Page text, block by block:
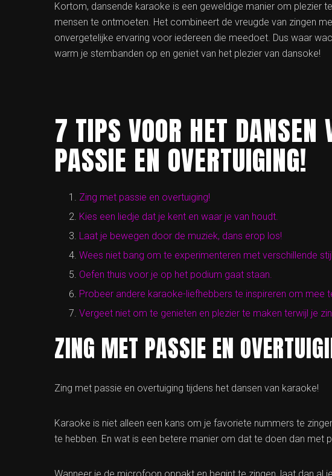
Kortom, dansende karaoke is een geweldige manier om plezier
mensen te ontmoeten. Het combineert de vreugde van zingen
onvergetelijke ervaring voor iedereen die meedoet. Dus waar
warm je stembanden op en geniet van het plezier van dansoke!
7 TIPS VOOR HET
PASSIE EN OVERTUIGING!
Zing met passie en overtuiging!
Kies een liedje dat je kent en waar je van houdt.
Laat je bewegen door de muziek, dans erop los!
Wees niet bang om te experimenteren met verschillende
Oefen thuis voor je op het podium gaat staan.
Probeer andere karaoke-liefhebbers te inspireren om mee
Vergeet niet om te genieten en plezier te maken terwijl je
ZING MET PASSIE EN
Zing met passie en overtuiging tijdens het dansen van karaoke!
Karaoke is niet alleen een kans om je favoriete nummers te
te hebben. En wat is een betere manier om dat te doen dan met